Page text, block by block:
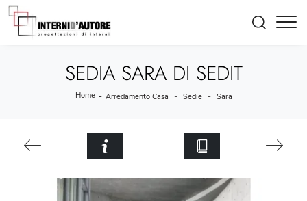
SEDIA SARA DI SEDIT
Home - Arredamento Casa - Sedie - Sara